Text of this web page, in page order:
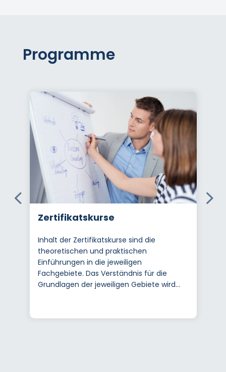
Programme
Zertifikatskurse
Inhalt der Zertifikatskurse sind die
theoretischen und praktischen
Einführungen in die jeweiligen
Fachgebiete. Das Verständnis für die
Grundlagen der jeweiligen Gebiete wird...